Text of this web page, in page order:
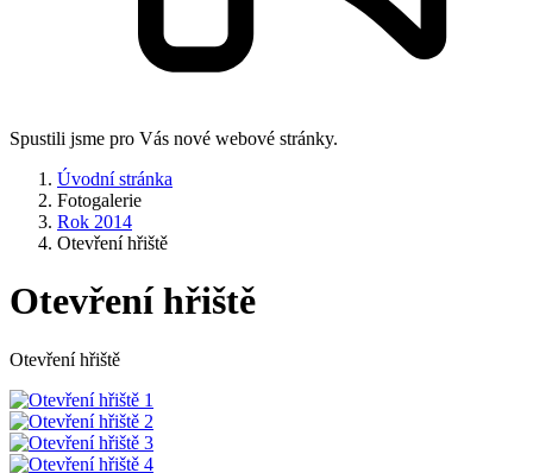
Spustili jsme pro Vás nové webové stránky.
Úvodní stránka
Fotogalerie
Rok 2014
Otevření hřiště
Otevření hřiště
Otevření hřiště